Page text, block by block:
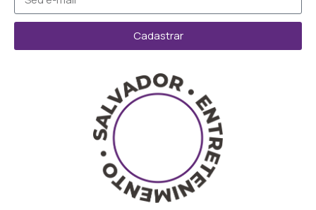
Cadastrar